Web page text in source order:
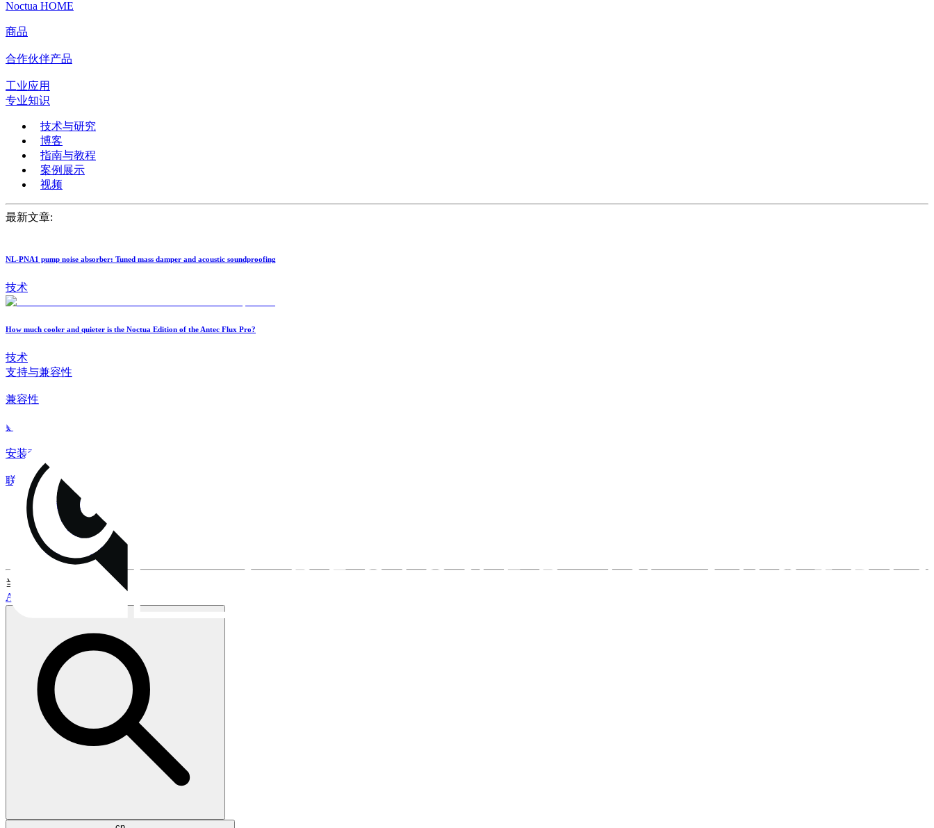
Noctua HOME
商品
合作伙伴产品
工业应用
专业知识
技术与研究
博客
指南与教程
案例展示
视频
最新文章:
NL-PNA1 pump noise absorber: Tuned mass damper and acoustic soundproofing
技术
How much cooler and quieter is the Noctua Edition of the Antec Flux Pro?
技术
支持与兼容性
兼容性
购买指南
安装套件
联系
常见问题
安装
风扇安装夹
保修与售后流程
当前话题:
AM5支持